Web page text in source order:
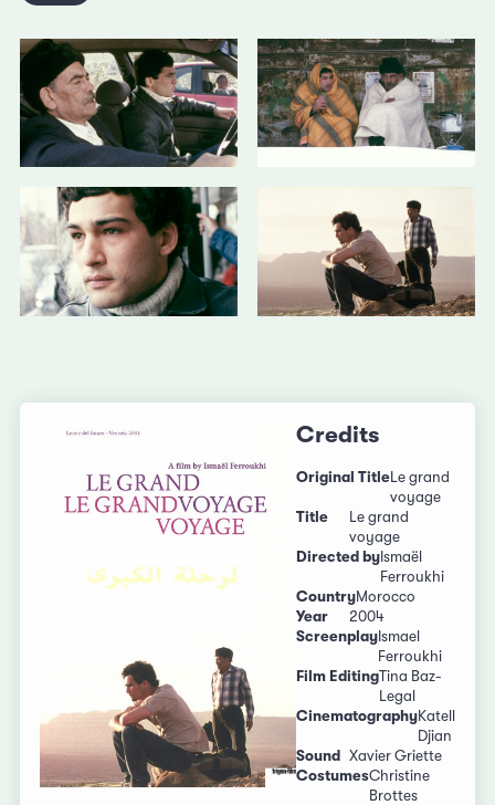
Credits
Original Title Le grand
voyage
Title
Le grand
voyage
Directed by Ismaël
Ferroukhi
CountryMorocco
Year
2004
Screenplay Ismael
Ferroukhi
Film EditingTina Baz-
Legal
CinematographyKatell
Djian
Sound
Xavier Griette
CostumesChristine
Brottes